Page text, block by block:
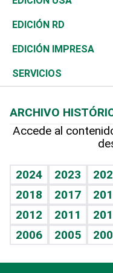
Ocenanía
Caribe
Resto del mundo
Telecom.
Global y variable
Economía personal
Sociales
Novedades
Podcast Arte Libre
Hablando con el
Vida y familia
Eñe
Celebrando la vida
Sin complejos
En pocas palabras
Tenis
Olimpismo
Más deportes
TBT Deportivo
El Espía
Noticiero Poteleche
Columnistas
Más firmas
Historia
Martes de tecnología
Cambio climático
Revista
Deportes
Opinión
Hecho en casa
Guía del dinero
EDICIÓN RD
EDICIÓN IMPRESA
SERVICIOS
Cumpleaños
Horóscopos
Crucigramas
ARCHIVO
Accede al
2024 2023
2018
2017
2012
2011
2006
2005